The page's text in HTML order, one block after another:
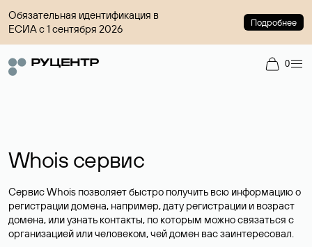
Обязательная идентификация в
ЕСИА с 1 сентября 2026
Подробнее
0
Whois сервис
Сервис Whois позволяет быстро получить всю информацию о
регистрации домена, например, дату регистрации и возраст
домена, или узнать контакты, по которым можно связаться с
организацией или человеком, чей домен вас заинтересовал.